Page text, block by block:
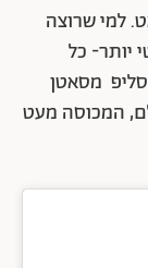
למי שרוצה
יותר- כל
מסאטן
המכוסה מעט